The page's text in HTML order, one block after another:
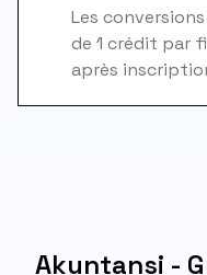
Les
de 1 crédit par
après
Akuntansi -